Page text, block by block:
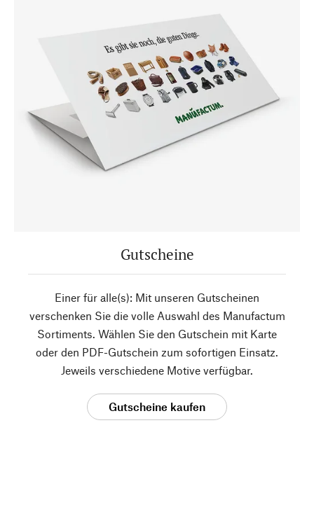
Gutscheine
Einer für alle(s): Mit unseren Gutscheinen
verschenken Sie die volle Auswahl des Manufactum
Sortiments. Wählen Sie den Gutschein mit Karte
oder den PDF-Gutschein zum sofortigen Einsatz.
Jeweils verschiedene Motive verfügbar.
Gutscheine kaufen